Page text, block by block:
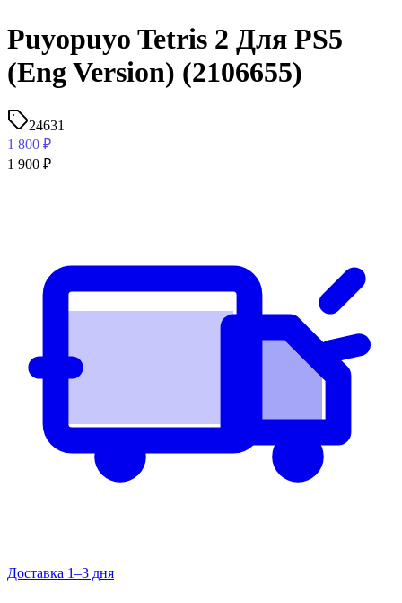
Puyopuyo Tetris 2 Для PS5
(Eng Version) (2106655)
24631
1 800 ₽
1 900 ₽
Доставка 1–3 дня